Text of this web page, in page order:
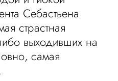
Себастьена
страстная
выходивших на
самая